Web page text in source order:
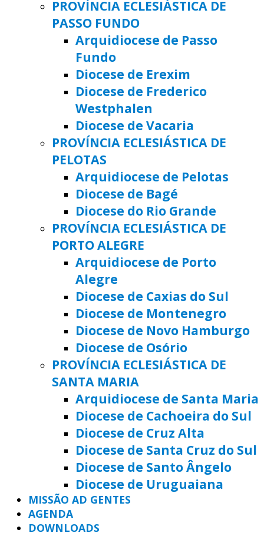
PROVÍNCIA ECLESIÁSTICA DE
PASSO FUNDO
Arquidiocese de Passo
Fundo
Diocese de Erexim
Diocese de Frederico
Westphalen
Diocese de Vacaria
PROVÍNCIA ECLESIÁSTICA DE
PELOTAS
Arquidiocese de Pelotas
Diocese de Bagé
Diocese do Rio Grande
PROVÍNCIA ECLESIÁSTICA DE
PORTO ALEGRE
Arquidiocese de Porto
Alegre
Diocese de Caxias do Sul
Diocese de Montenegro
Diocese de Novo Hamburgo
Diocese de Osório
PROVÍNCIA ECLESIÁSTICA DE
SANTA MARIA
Arquidiocese de Santa Maria
Diocese de Cachoeira do Sul
Diocese de Cruz Alta
Diocese de Santa Cruz do Sul
Diocese de Santo Ângelo
Diocese de Uruguaiana
MISSÃO AD GENTES
AGENDA
DOWNLOADS